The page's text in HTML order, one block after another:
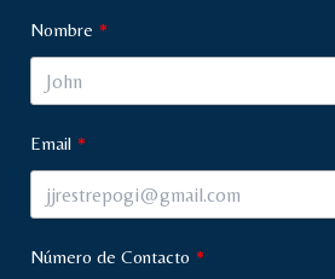
Nombre
Email
Número de Contacto